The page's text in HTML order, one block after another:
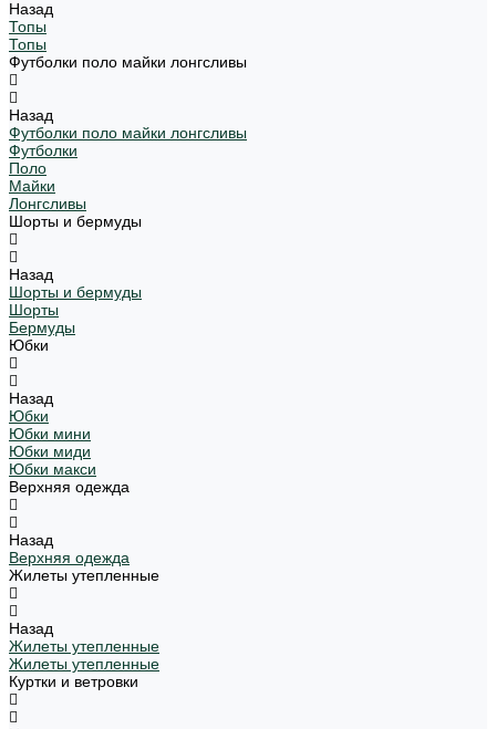
Назад
Топы
Топы
Футболки поло майки лонгсливы
Назад
Футболки поло майки лонгсливы
Футболки
Поло
Майки
Лонгсливы
Шорты и бермуды
Назад
Шорты и бермуды
Шорты
Бермуды
Юбки
Назад
Юбки
Юбки мини
Юбки миди
Юбки макси
Верхняя одежда
Назад
Верхняя одежда
Жилеты утепленные
Назад
Жилеты утепленные
Жилеты утепленные
Куртки и ветровки